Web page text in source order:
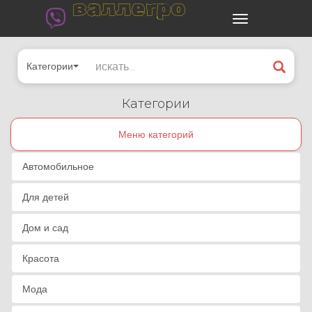
валлегро
Категории
Категории
Меню категорий
Автомобильное
Для детей
Дом и сад
Красота
Мода